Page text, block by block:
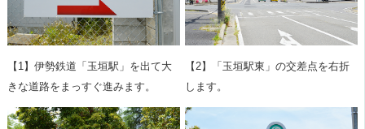
【1】伊勢鉄道「玉垣駅」を出て大
きな道路をまっすぐ進みます。
【2】「玉垣駅東」の交差点を右折
します。